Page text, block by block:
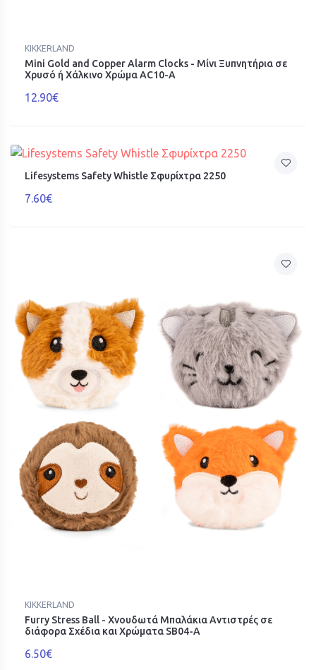
KIKKERLAND
Mini Gold and Copper Alarm Clocks - Μίνι Ξυπνητήρια σε
Χρυσό ή Χάλκινο Χρώμα AC10-A
12.90€
Lifesystems Safety Whistle Σφυρίχτρα 2250
7.60€
KIKKERLAND
Furry Stress Ball - Χνουδωτά Μπαλάκια Αντιστρές σε
διάφορα Σχέδια και Χρώματα SB04-A
6.50€